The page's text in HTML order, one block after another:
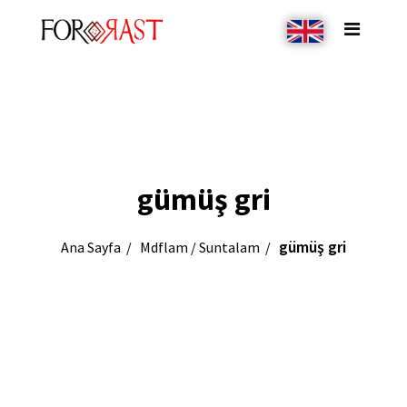
gümüş gri
Ana Sayfa Mdflam / Suntalam gümüş gri